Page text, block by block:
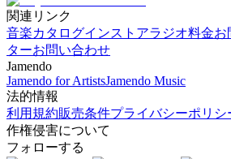
関連リンク
音楽カタログインストアラジオ料金お
ターお問い合わせ
Jamendo
Jamendo for ArtistsJamendo Music
法的情報
利用規約販売条件プライバシーポリシ
作権侵害について
フォローする